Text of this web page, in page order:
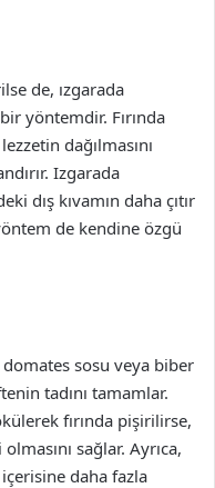
de, ızgarada
yöntemdir. Fırında
dağılmasını
Izgarada
dış kıvamın daha çıtır
de kendine özgü
sosu veya biber
tadını tamamlar.
fırında pişirilirse,
sağlar. Ayrıca,
daha fazla